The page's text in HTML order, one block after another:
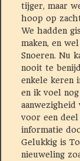
tijger, maar
hoop op
We hadden
maken, en
Snoeren. Nu
nooit te
enkele keren
en ik voel
aanwezigheid
voor een
informatie
Gelukkig is
nieuweling